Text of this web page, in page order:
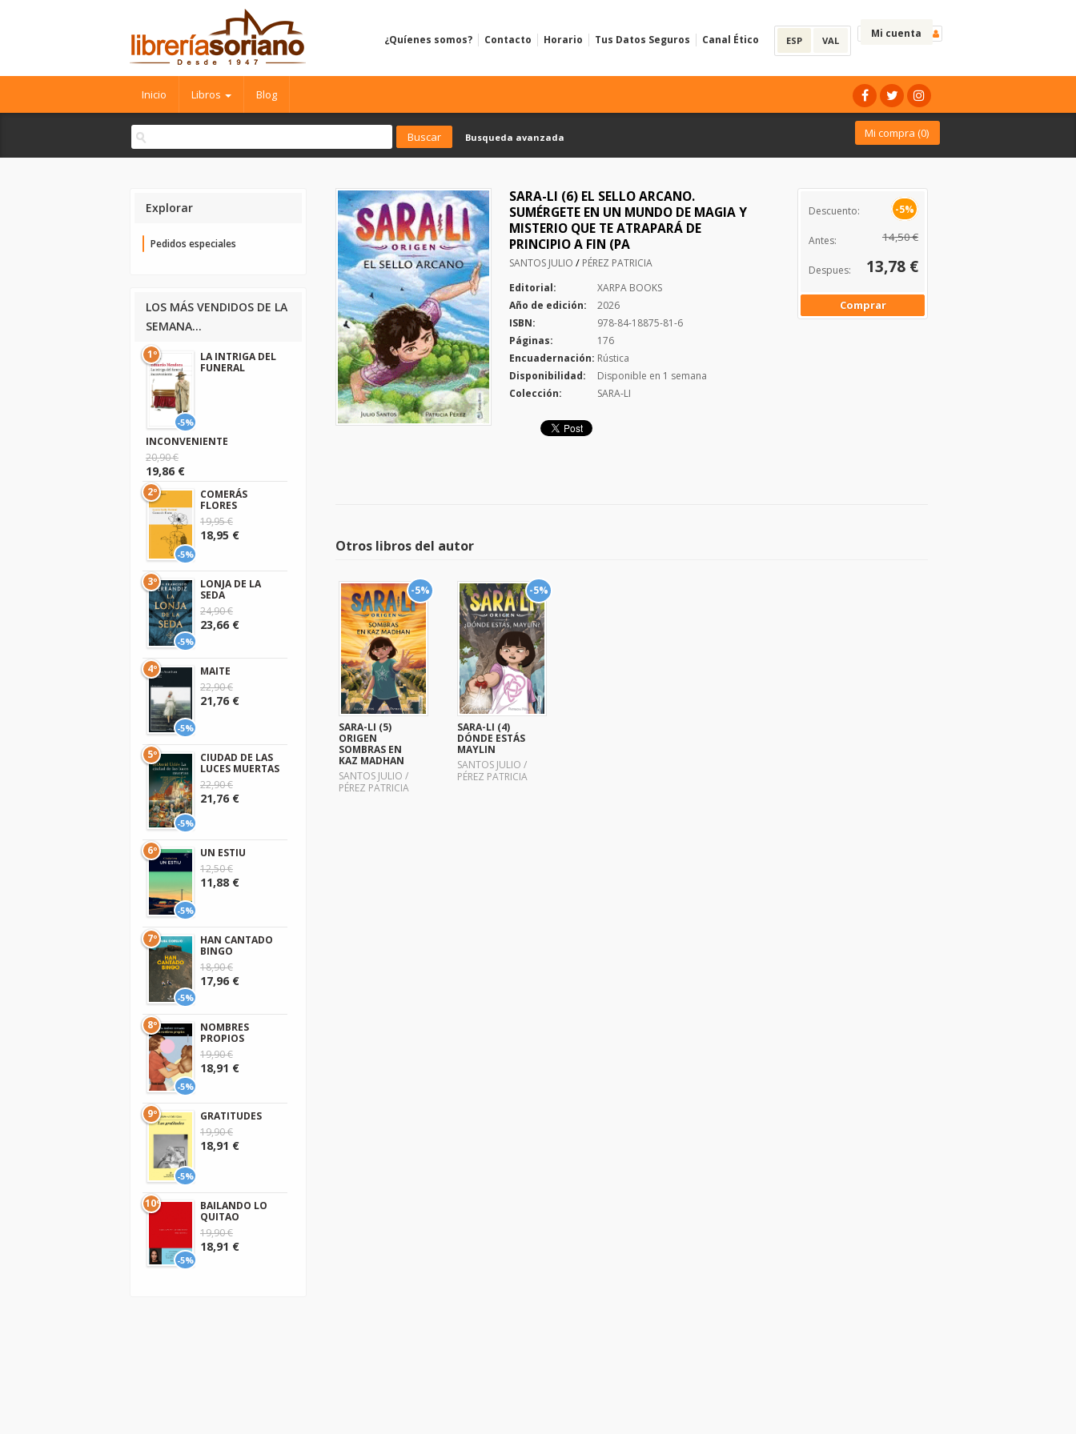
Mi cuenta
ESP VAL
¿Quíenes somos? Contacto Horario Tus Datos Seguros Canal Ético
Inicio Libros Blog
Busqueda avanzada Mi compra (0)
SARA-LI (6) EL SELLO ARCANO.
SUMÉRGETE EN UN MUNDO DE MAGIA Y
MISTERIO QUE TE ATRAPARÁ DE
PRINCIPIO A FIN (PA
SANTOS JULIO / PÉREZ PATRICIA
Editorial:
XARPA BOOKS
Año de edición:
2026
ISBN:
978-84-18875-81-6
Páginas:
176
Encuadernación: Rústica
Disponibilidad:
Disponible en 1 semana
Colección:
SARA-LI
Descuento: -5%
Antes: 14,50 €
Despues: 13,78 €
Comprar
Otros libros del autor
-5%
SARA-LI (5)
ORIGEN
SOMBRAS EN
KAZ MADHAN
SANTOS JULIO /
PÉREZ PATRICIA
-5%
SARA-LI (4)
DÓNDE ESTÁS
MAYLIN
SANTOS JULIO /
PÉREZ PATRICIA
Explorar
Pedidos especiales
LOS MÁS VENDIDOS DE LA
SEMANA...
-5%
1º
LA INTRIGA DEL
FUNERAL
INCONVENIENTE
20,90 €
19,86 €
-5%
2º
COMERÁS
FLORES
19,95 €
18,95 €
-5%
3º
LONJA DE LA
SEDA
24,90 €
23,66 €
-5%
4º
MAITE
22,90 €
21,76 €
-5%
5º
CIUDAD DE LAS
LUCES MUERTAS
22,90 €
21,76 €
-5%
6º
UN ESTIU
12,50 €
11,88 €
-5%
7º
HAN CANTADO
BINGO
18,90 €
17,96 €
-5%
8º
NOMBRES
PROPIOS
19,90 €
18,91 €
-5%
9º
GRATITUDES
19,90 €
18,91 €
-5%
10º
BAILANDO LO
QUITAO
19,90 €
18,91 €